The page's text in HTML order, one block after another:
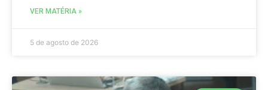
VER MATÉRIA »
5 de agosto de 2026